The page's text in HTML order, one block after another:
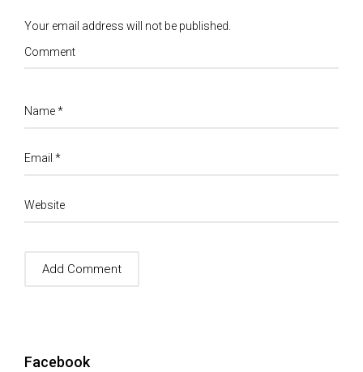
Your email address will not be published.
Comment
Name*
Email *
Website
Facebook